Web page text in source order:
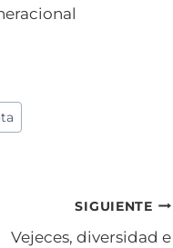
SIGUIENTE
Vejeces, diversidad e